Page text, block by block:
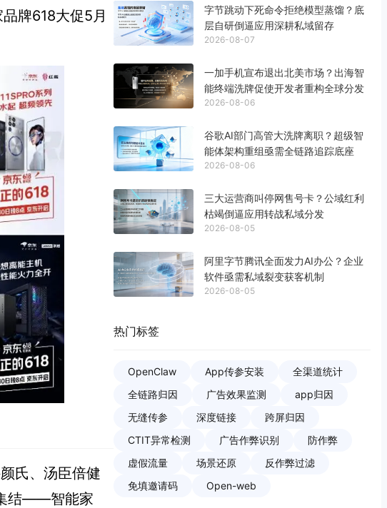
牌618大促5月
氏、汤臣倍健
结——智能家
字节跳动下死命令拒绝模型蒸馏？底
层自研倒逼应用深耕私域留存
2026-08-07
一加手机宣布退出北美市场？出海智
能终端洗牌促使开发者重构全球分发
2026-08-06
谷歌AI部门高管大洗牌离职？超级智
能体架构重组亟需全链路追踪底座
2026-08-06
三大运营商叫停网售号卡？公域红利
枯竭倒逼应用转战私域分发
2026-08-05
阿里字节腾讯全面发力AI办公？企业
软件亟需私域裂变获客机制
2026-08-05
热门标签
OpenClaw App传参安装
全渠道统计
全链路归因
广告效果监测
app归因
无缝传参
深度链接
跨屏归因
CTIT异常检测
广告作弊识别
防作弊
虚假流量
场景还原
反作弊过滤
免填邀请码
Open-web